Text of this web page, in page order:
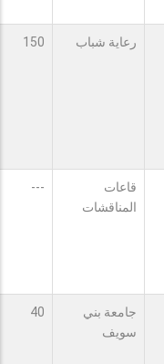
رعاية شباب 150
قاعات
المناقشات
---
جامعة بني
سويف
40